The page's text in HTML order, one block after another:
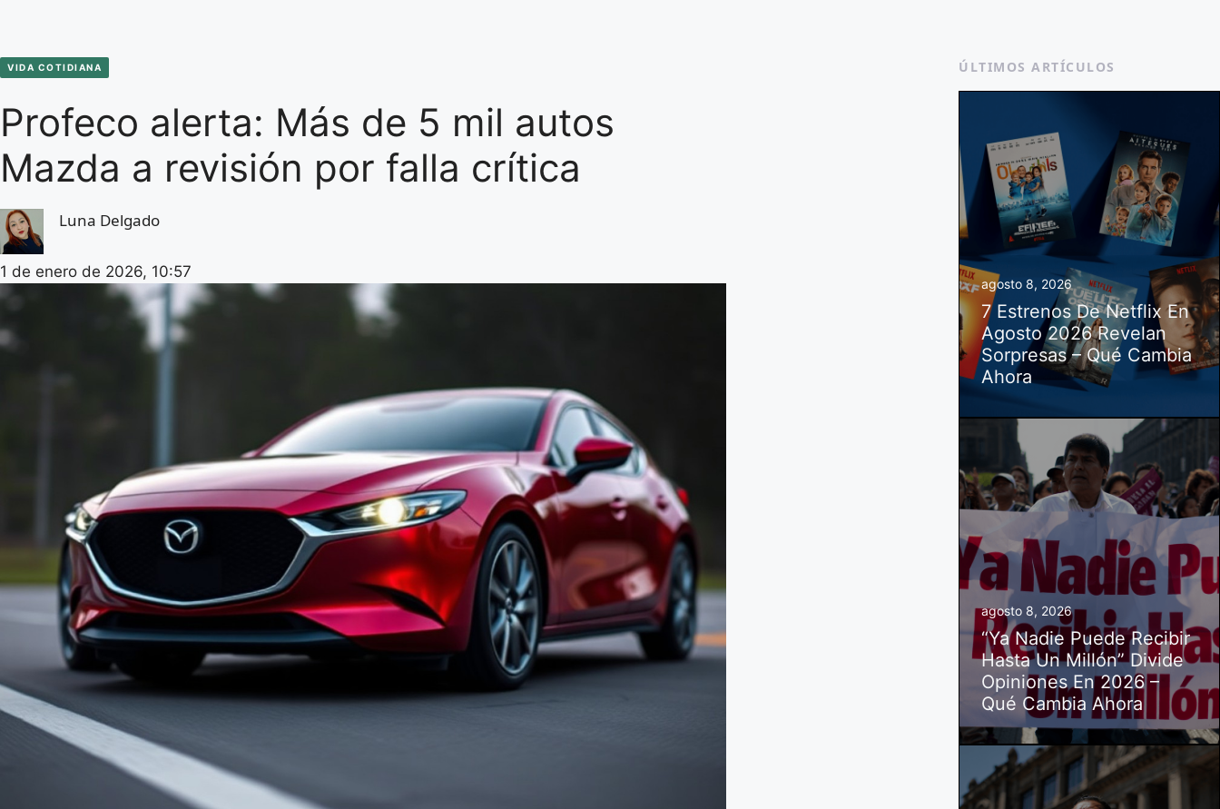
VIDA COTIDIANA
Profeco alerta: Más de 5 mil autos
Mazda a revisión por falla crítica
Luna Delgado
1 de enero de 2026, 10:57
ÚLTIMOS ARTÍCULOS
agosto 8, 2026
7 Estrenos De Netflix En
Agosto 2026 Revelan
Sorpresas – Qué Cambia
Ahora
agosto 8, 2026
“Ya Nadie Puede Recibir
Hasta Un Millón” Divide
Opiniones En 2026 –
Qué Cambia Ahora